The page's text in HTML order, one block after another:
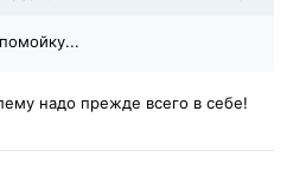
надо прежде всего в себе!